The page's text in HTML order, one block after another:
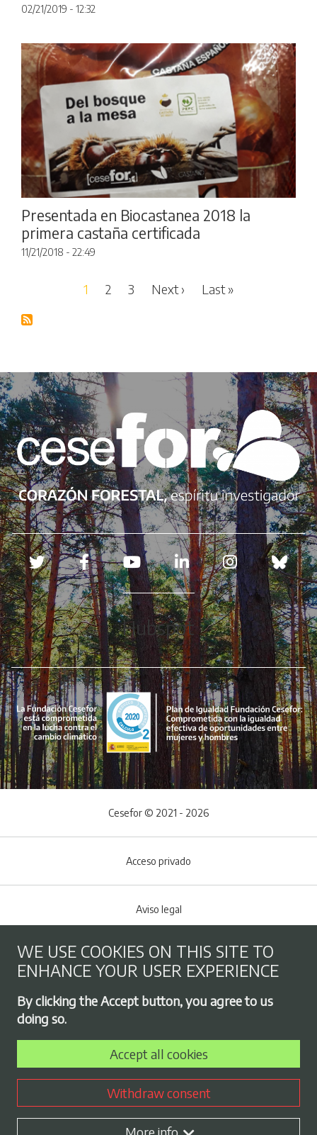
02/21/2019 - 12:32
Presentada en Biocastanea 2018 la
primera castaña certificada
11/21/2018 - 22:49
Pagination
1 2 3 Next ›Next page
Last »Last page
Redes sociales
Hubspot
Footer menu
Cesefor © 2021 - 2026
Acceso privado
Aviso legal
Cookies policy
Privacy Policy
Employment exchange
Contract profile
WE USE COOKIES ON THIS SITE TO
ENHANCE YOUR USER EXPERIENCE
By clicking the Accept button, you agree to us
doing so.
Accept all cookies
Withdraw consent